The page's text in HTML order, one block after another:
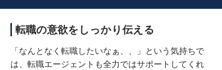
転職の意欲をしっかり伝える
「なんとなく転職したいなぁ、、」という気持ちで
は、転職エージェントも全力ではサポートしてくれ